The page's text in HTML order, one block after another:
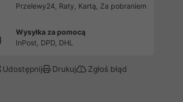
Przelewy24, Raty, Kartą, Za pobraniem
Wysyłka za pomocą
InPost, DPD, DHL
Udostępnij Drukuj Zgłoś błąd